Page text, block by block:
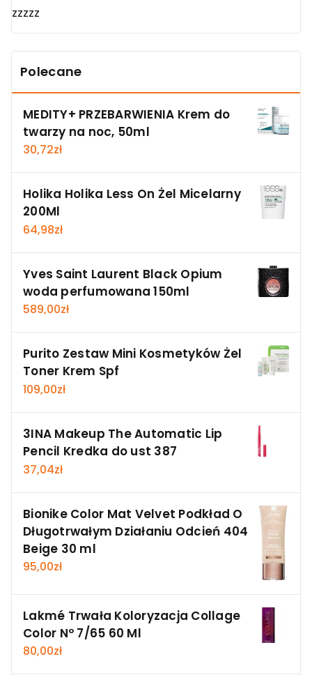
zzzzz
Polecane
MEDITY+ PRZEBARWIENIA Krem do
twarzy na noc, 50ml
30,72zł
Holika Holika Less On Żel Micelarny
200Ml
64,98zł
Yves Saint Laurent Black Opium
woda perfumowana 150ml
589,00zł
Purito Zestaw Mini Kosmetyków Żel
Toner Krem Spf
109,00zł
3INA Makeup The Automatic Lip
Pencil Kredka do ust 387
37,04zł
Bionike Color Mat Velvet Podkład O
Długotrwałym Działaniu Odcień 404
Beige 30 ml
95,00zł
Lakmé Trwała Koloryzacja Collage
Color Nº 7/65 60 Ml
80,00zł